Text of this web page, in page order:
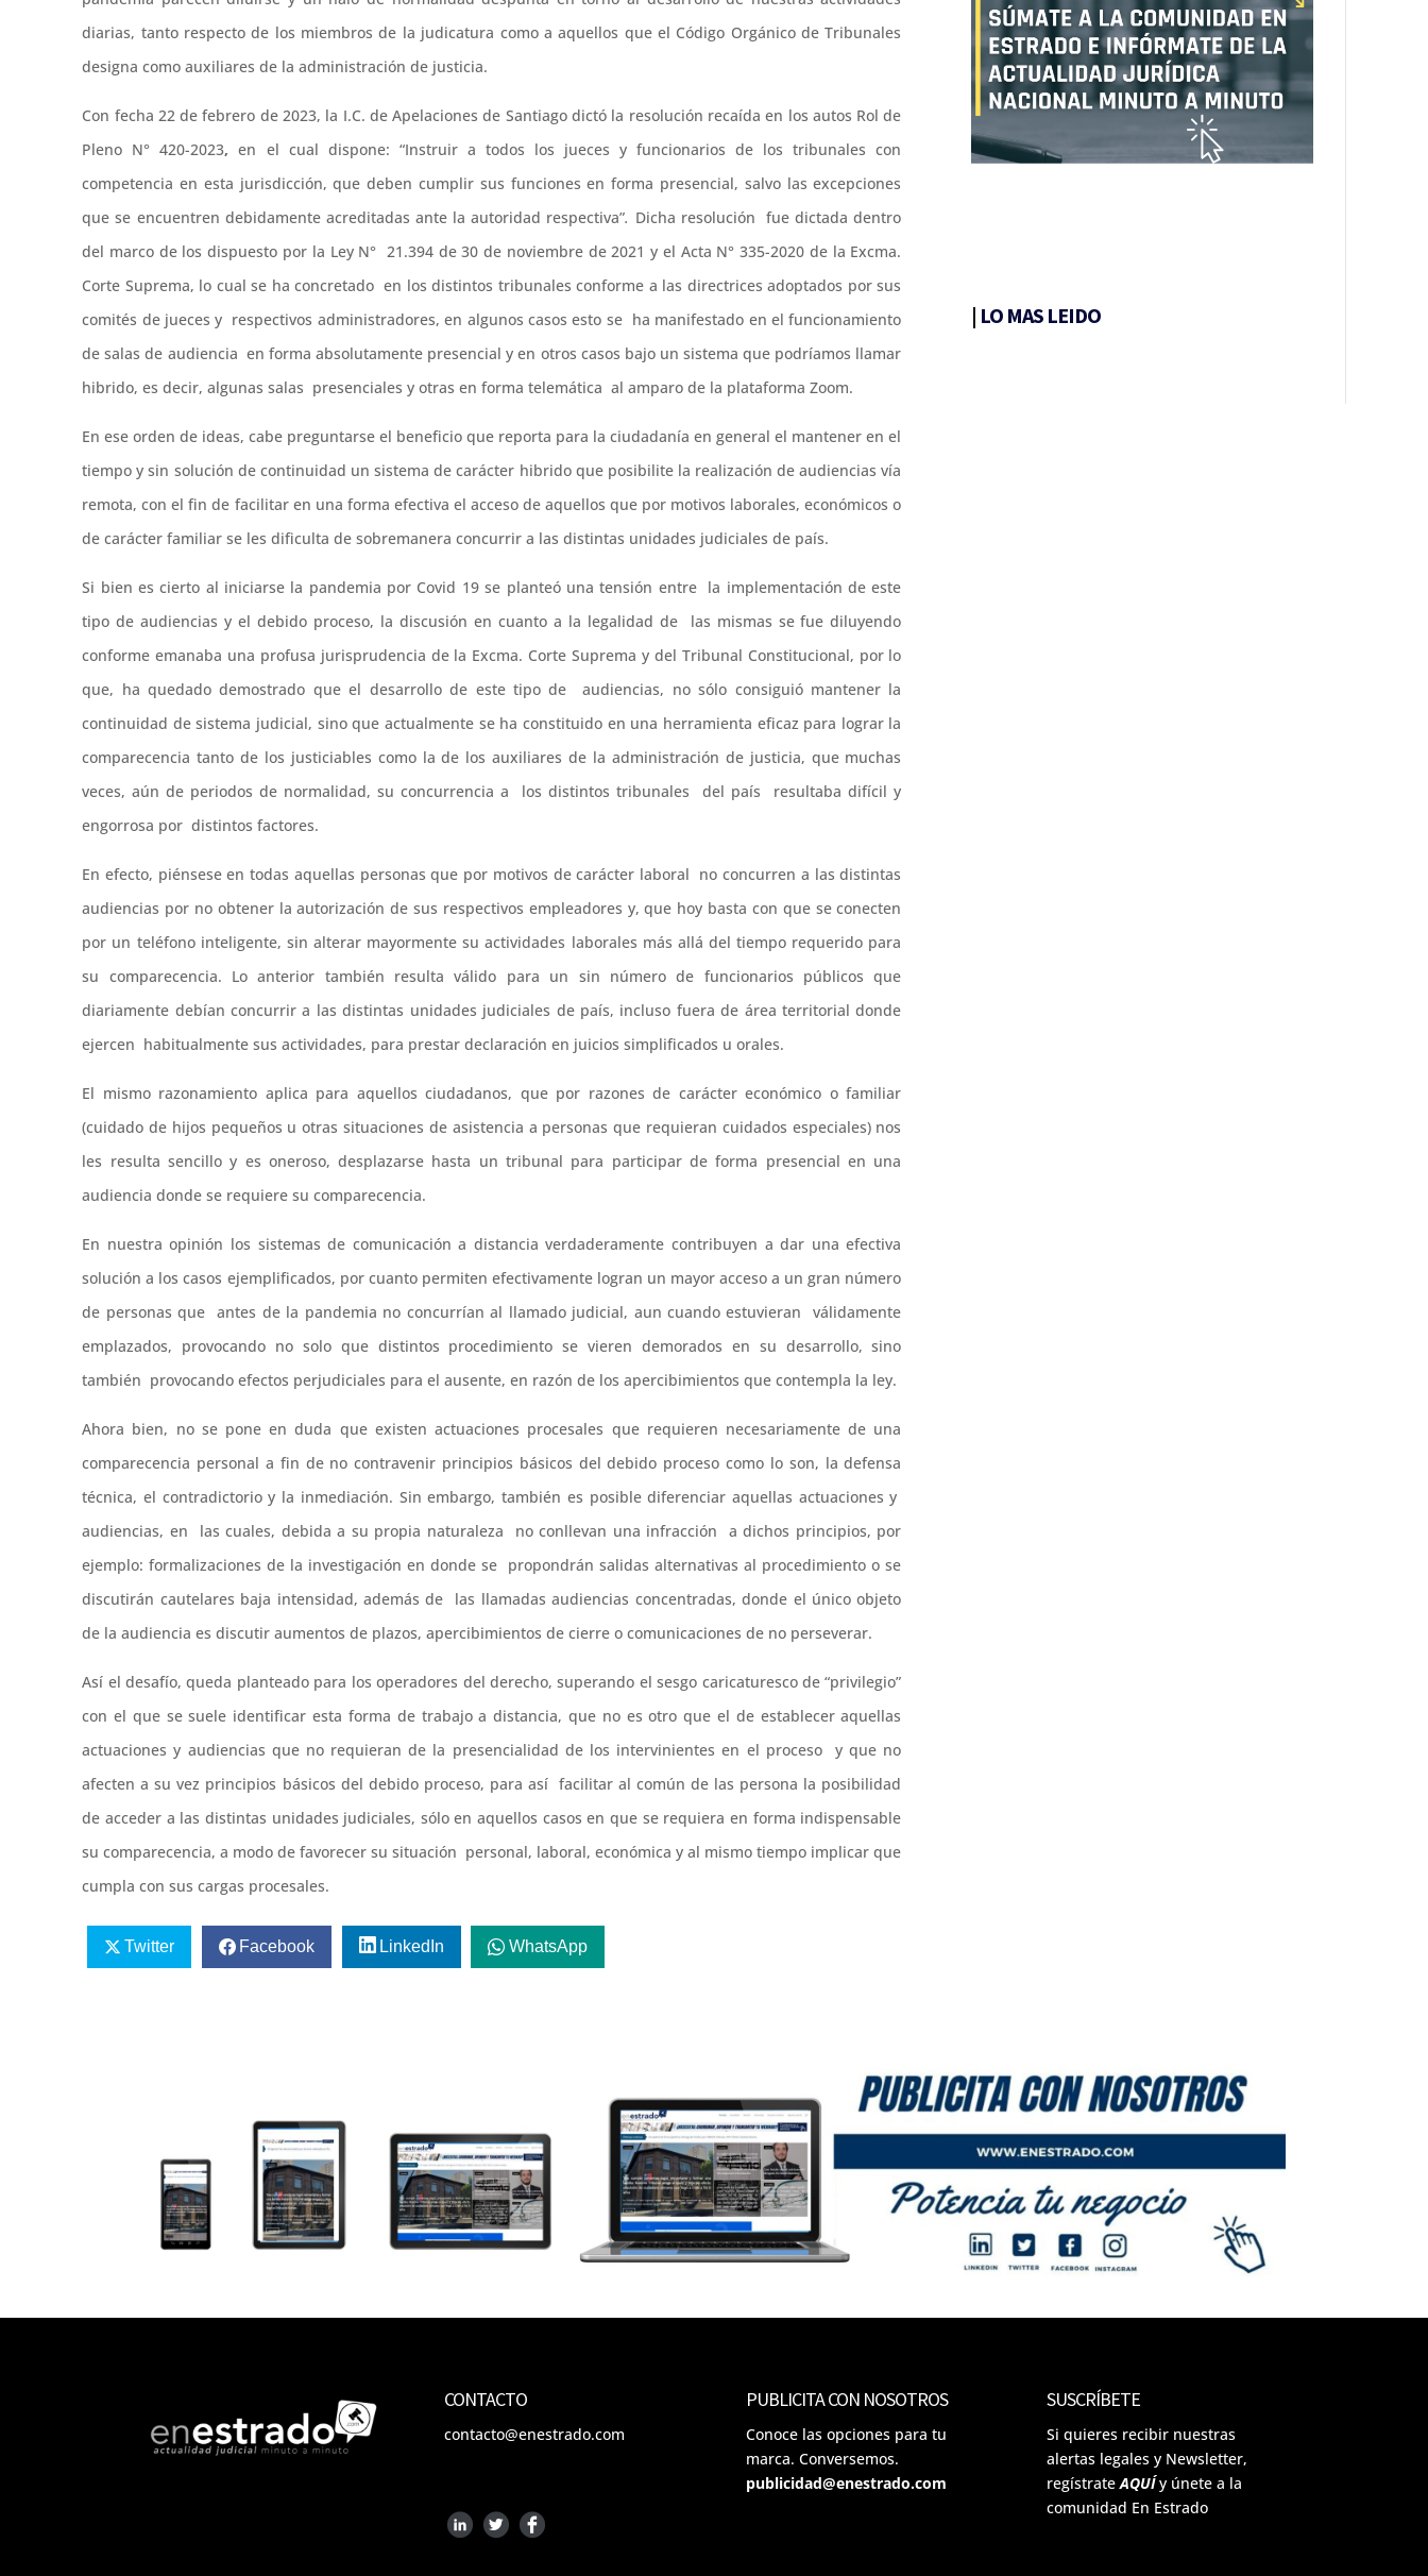
diarias, tanto respecto de los miembros de la judicatura como a aquellos que el Código Orgánico de Tribunales
designa como auxiliares de la administración de justicia.
Con fecha 22 de febrero de 2023, la I.C. de Apelaciones de Santiago dictó la resolución recaída en los autos Rol de
Pleno N° 420-2023,en el cual dispone: “Instruir a todos los jueces y funcionarios de los tribunales con
competencia en esta jurisdicción, que deben cumplir sus funciones en forma presencial, salvo las excepciones
que se encuentren debidamente acreditadas ante la autoridad respectiva”. Dicha resolución fue dictada dentro
del marco de los dispuesto por la Ley N° 21.394 de 30 de noviembre de 2021 y el Acta N° 335-2020 de la Excma.
Corte Suprema, lo cual se ha concretado en los distintos tribunales conforme a las directrices adoptados por sus
comités de jueces y respectivos administradores, en algunos casos esto se ha manifestado en el funcionamiento
de salas de audiencia en forma absolutamente presencial y en otros casos bajo un sistema que podríamos llamar
hibrido, es decir, algunas salas presenciales y otras en forma telemática al amparo de la plataforma Zoom.
En ese orden de ideas, cabe preguntarse el beneficio que reporta para la ciudadanía en general el mantener en el
tiempo y sin solución de continuidad un sistema de carácter hibrido que posibilite la realización de audiencias vía
remota, con el fin de facilitar en una forma efectiva el acceso de aquellos que por motivos laborales, económicos o
de carácter familiar se les dificulta de sobremanera concurrir a las distintas unidades judiciales de país.
Si bien es cierto al iniciarse la pandemia por Covid 19 se planteó una tensión entre la implementación de este
tipo de audiencias y el debido proceso, la discusión en cuanto a la legalidad de las mismas se fue diluyendo
conforme emanaba una profusa jurisprudencia de la Excma. Corte Suprema y del Tribunal Constitucional, por lo
que, ha quedado demostrado que el desarrollo de este tipo de audiencias, no sólo consiguió mantener la
continuidad de sistema judicial, sino que actualmente se ha constituido en una herramienta eficaz para lograr la
comparecencia tanto de los justiciables como la de los auxiliares de la administración de justicia, que muchas
veces, aún de periodos de normalidad, su concurrencia a los distintos tribunales del país resultaba difícil y
engorrosa por distintos factores.
En efecto, piénsese en todas aquellas personas que por motivos de carácter laboral no concurren a las distintas
audiencias por no obtener la autorización de sus respectivos empleadores y, que hoy basta con que se conecten
por un teléfono inteligente, sin alterar mayormente su actividades laborales más allá del tiempo requerido para
su comparecencia. Lo anterior también resulta válido para un sin número de funcionarios públicos que
diariamente debían concurrir a las distintas unidades judiciales de país, incluso fuera de área territorial donde
ejercen habitualmente sus actividades, para prestar declaración en juicios simplificados u orales.
El mismo razonamiento aplica para aquellos ciudadanos, que por razones de carácter económico o familiar
(cuidado de hijos pequeños u otras situaciones de asistencia a personas que requieran cuidados especiales) nos
les resulta sencillo y es oneroso, desplazarse hasta un tribunal para participar de forma presencial en una
audiencia donde se requiere su comparecencia.
En nuestra opinión los sistemas de comunicación a distancia verdaderamente contribuyen a dar una efectiva
solución a los casos ejemplificados, por cuanto permiten efectivamente logran un mayor acceso a un gran número
de personas que antes de la pandemia no concurrían al llamado judicial, aun cuando estuvieran válidamente
emplazados, provocando no solo que distintos procedimiento se vieren demorados en su desarrollo, sino
también provocando efectos perjudiciales para el ausente, en razón de los apercibimientos que contempla la ley.
Ahora bien, no se pone en duda que existen actuaciones procesales que requieren necesariamente de una
comparecencia personal a fin de no contravenir principios básicos del debido proceso como lo son, la defensa
técnica, el contradictorio y la inmediación. Sin embargo, también es posible diferenciar aquellas actuaciones y
audiencias, en las cuales, debida a su propia naturaleza no conllevan una infracción a dichos principios, por
ejemplo: formalizaciones de la investigación en donde se propondrán salidas alternativas al procedimiento o se
discutirán cautelares baja intensidad, además de las llamadas audiencias concentradas, donde el único objeto
de la audiencia es discutir aumentos de plazos, apercibimientos de cierre o comunicaciones de no perseverar.
Así el desafío, queda planteado para los operadores del derecho, superando el sesgo caricaturesco de “privilegio”
con el que se suele identificar esta forma de trabajo a distancia, que no es otro que el de establecer aquellas
actuaciones y audiencias que no requieran de la presencialidad de los intervinientes en el proceso y que no
afecten a su vez principios básicos del debido proceso, para así facilitar al común de las persona la posibilidad
de acceder a las distintas unidades judiciales, sólo en aquellos casos en que se requiera en forma indispensable
su comparecencia, a modo de favorecer su situación personal, laboral, económica y al mismo tiempo implicar que
cumpla con sus cargas procesales.
Twitter Facebook LinkedIn WhatsApp
| LO MAS LEIDO
CONTACTO
contacto@enestrado.com
PUBLICITA CON NOSOTROS
Conoce las opciones para tu
marca. Conversemos.
publicidad@enestrado.com
SUSCRÍBETE
Si quieres recibir nuestras
alertas legales y Newsletter,
regístrateAQUÍ y únete a la
comunidad En Estrado